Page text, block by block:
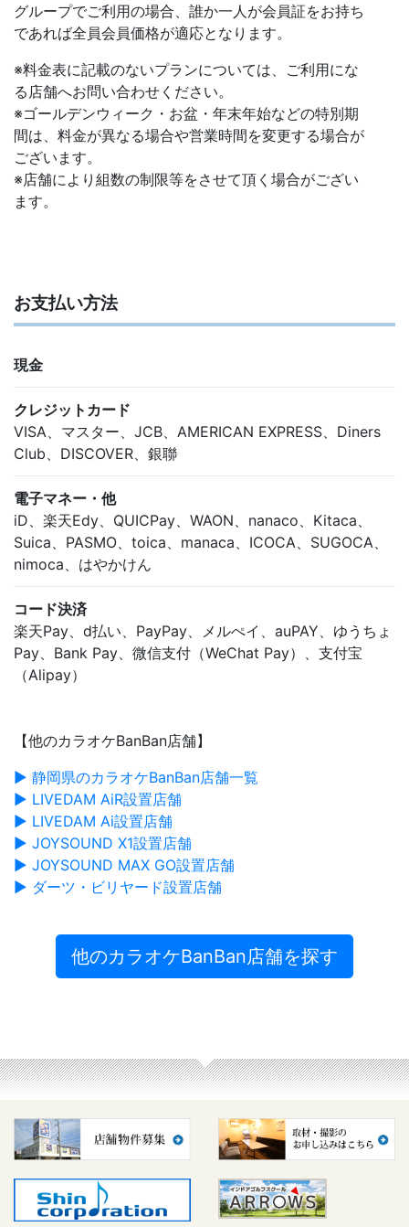
グループでご利用の場合、誰か一人が会員証をお持ち
であれば全員会員価格が適応となります。
※料金表に記載のないプランについては、ご利用にな
る店舗へお問い合わせください。
※ゴールデンウィーク・お盆・年末年始などの特別期
間は、料金が異なる場合や営業時間を変更する場合が
ございます。
※店舗により組数の制限等をさせて頂く場合がござい
ます。
お支払い方法
現金
クレジットカード
VISA、マスター、JCB、AMERICAN EXPRESS、Diners
Club、DISCOVER、銀聯
電子マネー・他
iD、楽天Edy、QUICPay、WAON、nanaco、Kitaca、
Suica、PASMO、toica、manaca、ICOCA、SUGOCA、
nimoca、はやかけん
コード決済
楽天Pay、d払い、PayPay、メルぺイ、auPAY、ゆうちょ
Pay、Bank Pay、微信支付（WeChat Pay）、支付宝
（Alipay）
【他のカラオケBanBan店舗】
▶ 静岡県のカラオケBanBan店舗一覧
▶ LIVEDAM AiR設置店舗
▶ LIVEDAM Ai設置店舗
▶ JOYSOUND X1設置店舗
▶ JOYSOUND MAX GO設置店舗
▶ ダーツ・ビリヤード設置店舗
他のカラオケBanBan店舗を探す